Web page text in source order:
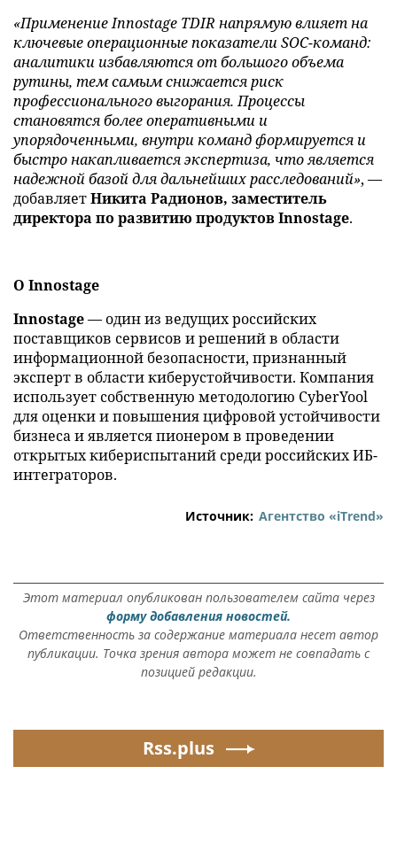
«Применение Innostage TDIR напрямую влияет на
ключевые операционные показатели SOC-команд:
аналитики избавляются от большого объема
рутины, тем самым снижается риск
профессионального выгорания. Процессы
становятся более оперативными и
упорядоченными, внутри команд формируется и
быстро накапливается экспертиза, что является
надежной базой для дальнейших расследований», —
добавляетНикита Радионов, заместитель
директора по развитию продуктов Innostage.
О Innostage
Innostage— один из ведущих российских
поставщиков сервисов и решений в области
информационной безопасности, признанный
эксперт в области киберустойчивости. Компания
использует собственную методологию CyberYool
для оценки и повышения цифровой устойчивости
бизнеса и является пионером в проведении
открытых кибериспытаний среди российских ИБ-
интеграторов.
Источник: Агентство «iTrend»
Этот материал опубликован пользователем сайта через
форму добавления новостей.
Ответственность за содержание материала несет автор
публикации. Точка зрения автора может не совпадать с
позицией редакции.
Rss.plus